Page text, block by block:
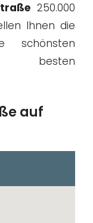
250.000
Ihnen die
schönsten
besten
auf